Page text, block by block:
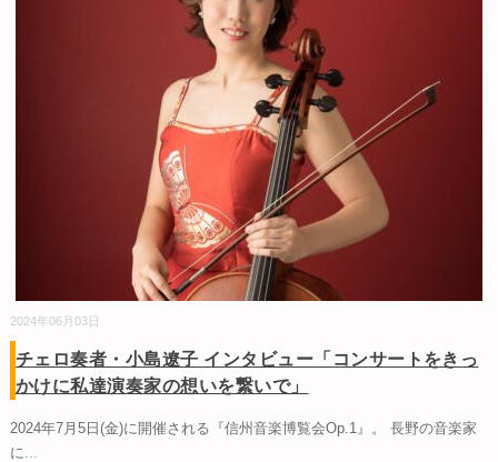
2024年06月03日
チェロ奏者・小島遼子 インタビュー「コンサートをきっ
かけに私達演奏家の想いを繋いで」
2024年7月5日(金)に開催される『信州音楽博覧会Op.1』。 長野の音楽家
に